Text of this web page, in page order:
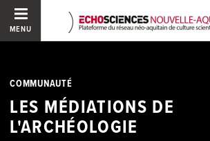
MENU
COMMUNAUTÉ
LES MÉDIATIONS DE
L'ARCHÉOLOGIE